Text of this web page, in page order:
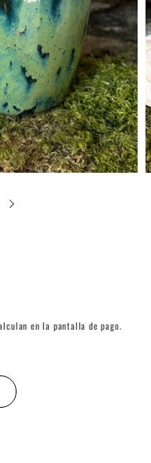
en la pantalla de pago.